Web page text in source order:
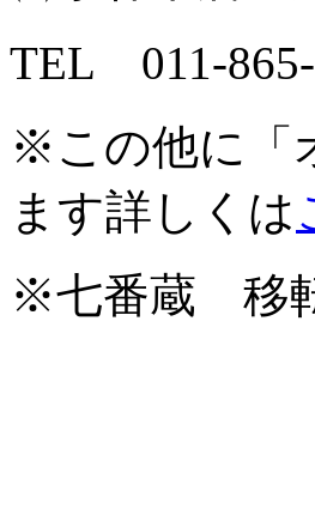
TEL 011-
※この他に「
ます詳しくは
※七番蔵 移